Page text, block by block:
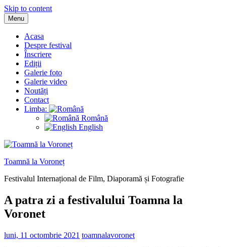
Skip to content
Menu
Acasa
Despre festival
Înscriere
Ediții
Galerie foto
Galerie video
Noutăți
Contact
Limba:
Română
English
Toamnă la Voroneț
Festivalul Internațional de Film, Diaporamă și Fotografie
A patra zi a festivalului Toamna la
Voronet
luni, 11 octombrie 2021 toamnalavoronet